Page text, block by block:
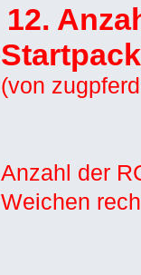
12.
(von
Anzahl der
Weichen